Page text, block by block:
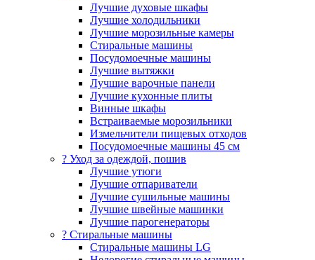
Лучшие духовые шкафы
Лучшие холодильники
Лучшие морозильные камеры
Стиральные машины
Посудомоечные машины
Лучшие вытяжки
Лучшие варочные панели
Лучшие кухонные плиты
Винные шкафы
Встраиваемые морозильники
Измельчители пищевых отходов
Посудомоечные машины 45 см
? Уход за одеждой, пошив
Лучшие утюги
Лучшие отпариватели
Лучшие сушильные машины
Лучшие швейные машинки
Лучшие парогенераторы
? Стиральные машины
Стиральные машины LG